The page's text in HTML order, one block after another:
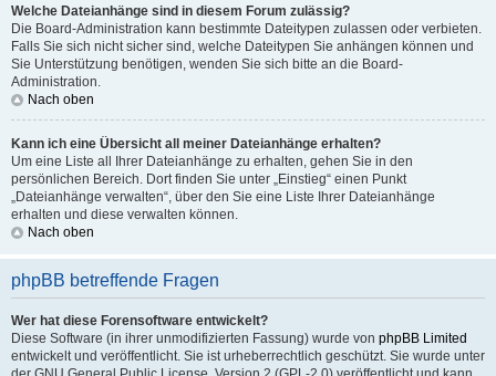
Welche Dateianhänge sind in diesem Forum zulässig?
Die Board-Administration kann bestimmte Dateitypen zulassen oder verbieten.
Falls Sie sich nicht sicher sind, welche Dateitypen Sie anhängen können und
Sie Unterstützung benötigen, wenden Sie sich bitte an die Board-
Administration.
Nach oben
Kann ich eine Übersicht all meiner Dateianhänge erhalten?
Um eine Liste all Ihrer Dateianhänge zu erhalten, gehen Sie in den
persönlichen Bereich. Dort finden Sie unter „Einstieg“ einen Punkt
„Dateianhänge verwalten“, über den Sie eine Liste Ihrer Dateianhänge
erhalten und diese verwalten können.
Nach oben
phpBB betreffende Fragen
Wer hat diese Forensoftware entwickelt?
Diese Software (in ihrer unmodifizierten Fassung) wurde von phpBB Limited
entwickelt und veröffentlicht. Sie ist urheberrechtlich geschützt. Sie wurde unter